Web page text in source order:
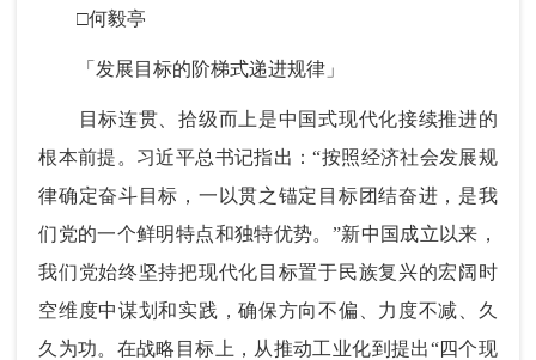
□何毅亭
「发展目标的阶梯式递进规律」
目标连贯、拾级而上是中国式现代化接续推进的
根本前提。习近平总书记指出：“按照经济社会发展规
律确定奋斗目标，一以贯之锚定目标团结奋进，是我
们党的一个鲜明特点和独特优势。”新中国成立以来，
我们党始终坚持把现代化目标置于民族复兴的宏阔时
空维度中谋划和实践，确保方向不偏、力度不减、久
久为功。在战略目标上，从推动工业化到提出“四个现